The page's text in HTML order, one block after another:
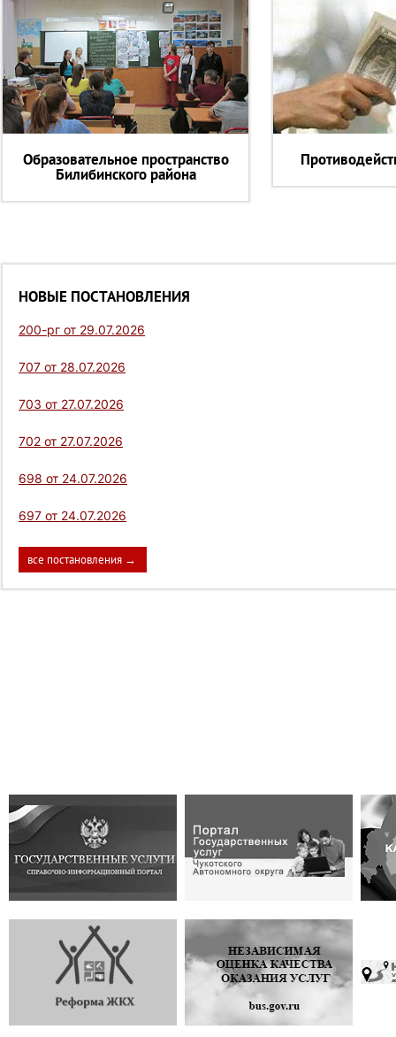
Образовательное пространство
Билибинского района
НОВЫЕ ПОСТАНОВЛЕНИЯ
200-рг от 29.07.2026
707 от 28.07.2026
703 от 27.07.2026
702 от 27.07.2026
698 от 24.07.2026
697 от 24.07.2026
все постановления →